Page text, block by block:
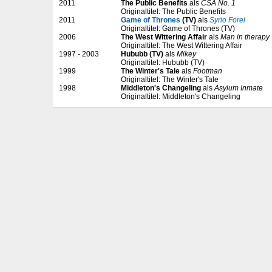
2011 The Public Benefits als CSA No. 1
Originaltitel: The Public Benefits
2011
Game of Thrones (TV) als Syrio Forel
Originaltitel: Game of Thrones (TV)
2006
The West Wittering Affair als Man in therapy
Originaltitel: The West Wittering Affair
1997 - 2003
Hububb (TV) als Mikey
Originaltitel: Hububb (TV)
1999
The Winter's Tale als Footman
Originaltitel: The Winter's Tale
1998
Middleton's Changeling alsAsylum Inmate
Originaltitel: Middleton's Changeling